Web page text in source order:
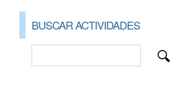
BUSCAR ACTIVIDADES